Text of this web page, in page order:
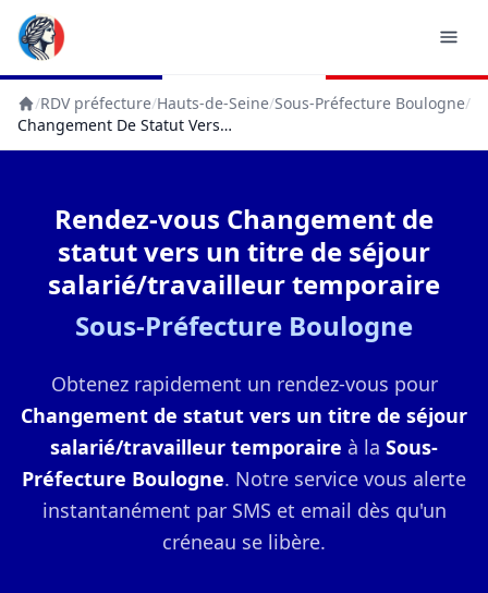
Accueil
/RDV préfecture/Hauts-de-Seine/Sous-Préfecture Boulogne/
Changement De Statut Vers Un Titre De Séjour Salarié/travailleur Temporaire
Rendez-vous Changement de
statut vers un titre de séjour
salarié/travailleur temporaire
Sous-Préfecture Boulogne
Obtenez rapidement un rendez-vous pour
Changement de statut vers un titre de séjour
salarié/travailleur temporaire à la Sous-
Préfecture Boulogne. Notre service vous alerte
instantanément par SMS et email dès qu'un
créneau se libère.